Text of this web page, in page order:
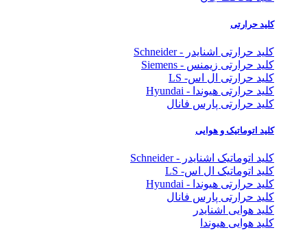
کلید حرارتی
کلید حرارتی اشنایدر - Schneider
کلید حرارتی زیمنس - Siemens
کلید حرارتی ال اس- LS
کلید حرارتی هیوندا - Hyundai
کلید حرارتی پارس فانال
کلید اتوماتیک و هوایی
کلید اتوماتیک اشنایدر - Schneider
کلید اتوماتیک ال اس- LS
کلید حرارتی هیوندا - Hyundai
کلید حرارتی پارس فانال
کلید هوایی اشنایدر
کلید هوایی هیوندا